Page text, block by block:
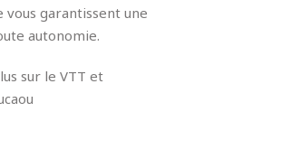
vous garantissent une
autonomie.
sur le VTT et